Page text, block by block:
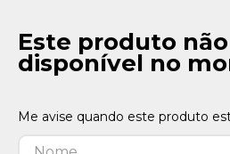
Este produto
disponível no